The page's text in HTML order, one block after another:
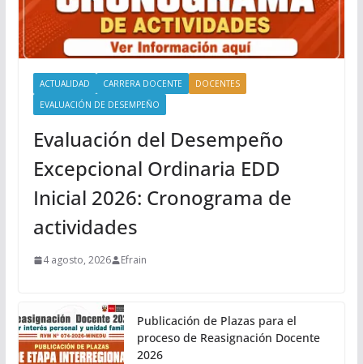
ACTUALIDAD CARRERA DOCENTE
DOCENTES
EVALUACIÓN DE DESEMPEÑO
Evaluación del Desempeño
Excepcional Ordinaria EDD
Inicial 2026: Cronograma de
actividades
4 agosto, 2026 Efrain
Publicación de Plazas para el
proceso de Reasignación Docente
2026